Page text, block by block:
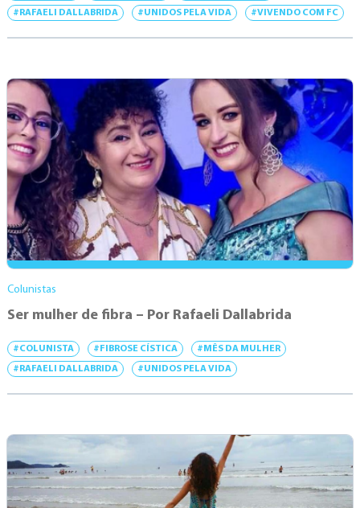
#RAFAELI DALLABRIDA #UNIDOS PELA VIDA #VIVENDO COM FC
Colunistas
Ser mulher de fibra – Por Rafaeli Dallabrida
#COLUNISTA #FIBROSE CÍSTICA #MÊS DA MULHER
#RAFAELI DALLABRIDA #UNIDOS PELA VIDA